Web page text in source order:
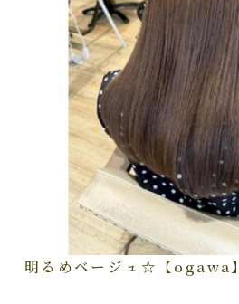
明るめベージュ☆【ogawa】